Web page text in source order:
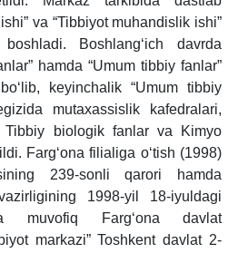
va “Tibbiyot muhandislik ishi”
Boshlang‘ich davrda
hamda “Umum tibbiy fanlar”
keyinchalik “Umum tibbiy
mutaxassislik kafedralari,
Tibbiy biologik fanlar va Kimyo
Farg‘ona filialiga o‘tish (1998)
239-sonli qarori hamda
1998-yil 18-iyuldagi
muvofiq Farg‘ona davlat
markazi” Toshkent davlat 2-